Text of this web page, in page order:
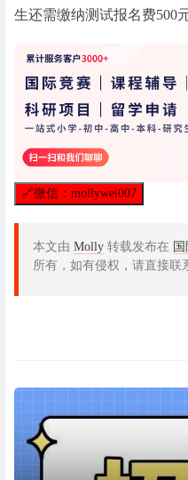
生还需缴纳测试报名费500
🔗微信：mollywei007
本文由 Molly 转载发布在
所有，如有侵权，请直接联